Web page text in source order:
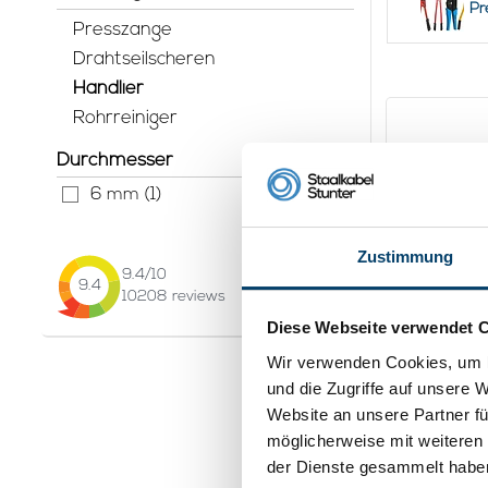
Zustimmung
Diese Webseite verwendet
Wir verwenden Cookies,
und die Zugriffe auf unsere
Website an unsere Partner
möglicherweise mit
der Dienste gesammelt
Presszange
Drahtseilscheren
Handlier
Rohrreiniger
Durchmesser
6 mm (1)
9.4
9.4/10
10208 reviews
verstärken
ist jedoch
Klicken Sie
Preis und
Benötigen
Sie nicht
weitere
Drahtseil
32,95